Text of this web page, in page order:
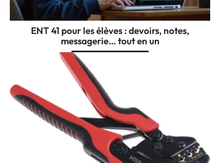
ENT 41 pour les élèves : devoirs, notes,
messagerie… tout en un